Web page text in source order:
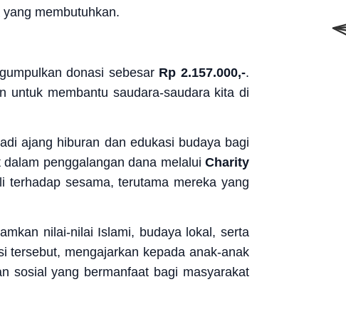
membutuhkan.
donasi sebesar Rp 2.157.000,-.
untuk membantu saudara-saudara kita di
ajang hiburan dan edukasi budaya bagi
penggalangan dana melalui Charity
terhadap sesama, terutama mereka yang
nilai-nilai Islami, budaya lokal, serta
tersebut, mengajarkan kepada anak-anak
sosial yang bermanfaat bagi masyarakat